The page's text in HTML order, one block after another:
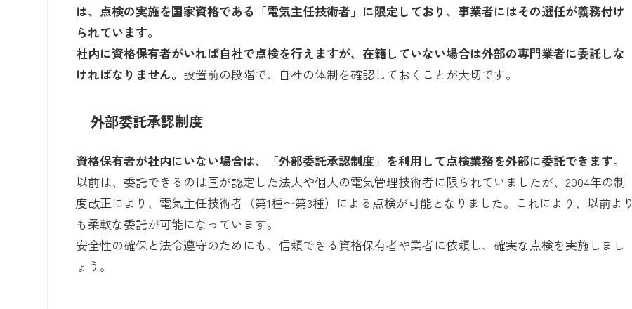
は、点検の実施を国家資格である「電気主任技術者」に限定しており、事業者にはその選任が義務付け
られています。
社内に資格保有者がいれば自社で点検を行えますが、在籍していない場合は外部の専門業者に委託しな
ければなりません。 設置前の段階で、自社の体制を確認しておくことが大切です。
外部委託承認制度
資格保有者が社内にいない場合は、「外部委託承認制度」を利用して点検業務を外部に委託できます。
以前は、委託できるのは国が認定した法人や個人の電気管理技術者に限られていましたが、2004年の制
度改正により、電気主任技術者（第1種〜第3種）による点検が可能となりました。これにより、以前より
も柔軟な委託が可能になっています。
安全性の確保と法令遵守のためにも、信頼できる資格保有者や業者に依頼し、確実な点検を実施しまし
ょう。